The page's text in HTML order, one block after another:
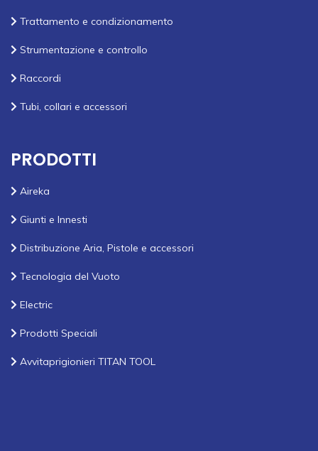
Trattamento e condizionamento
Strumentazione e controllo
Raccordi
Tubi, collari e accessori
PRODOTTI
Aireka
Giunti e Innesti
Distribuzione Aria, Pistole e accessori
Tecnologia del Vuoto
Electric
Prodotti Speciali
Avvitaprigionieri TITAN TOOL